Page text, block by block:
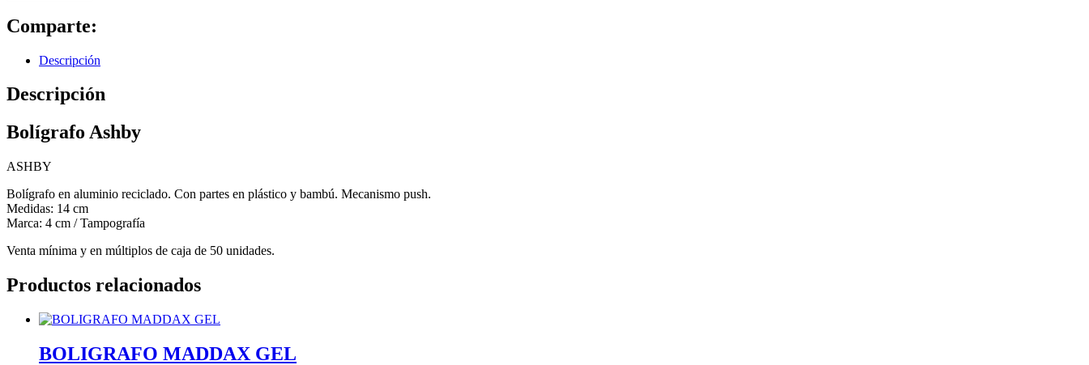
Comparte:
Descripción
Descripción
Bolígrafo Ashby
ASHBY
Bolígrafo en aluminio reciclado. Con partes en plástico y bambú. Mecanismo push.
Medidas: 14 cm
Marca: 4 cm / Tampografía
Venta mínima y en múltiplos de caja de 50 unidades.
Productos relacionados
BOLIGRAFO MADDAX GEL